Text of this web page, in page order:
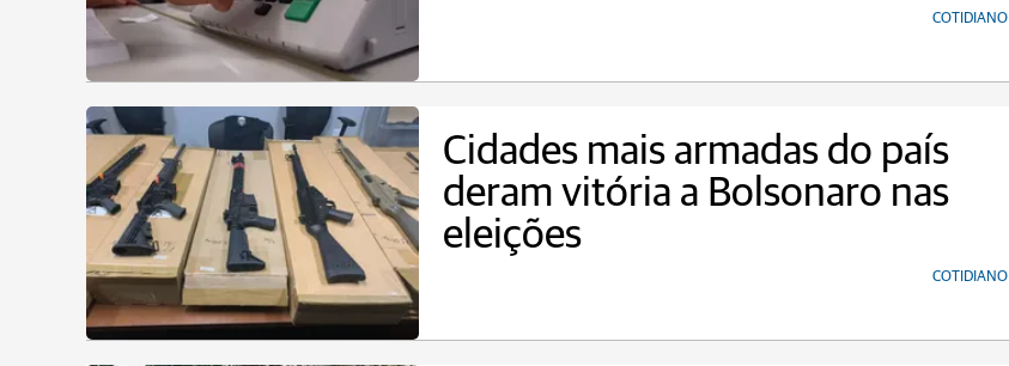
COTIDIANO
Cidades mais armadas do país
deram vitória a Bolsonaro nas
eleições
COTIDIANO